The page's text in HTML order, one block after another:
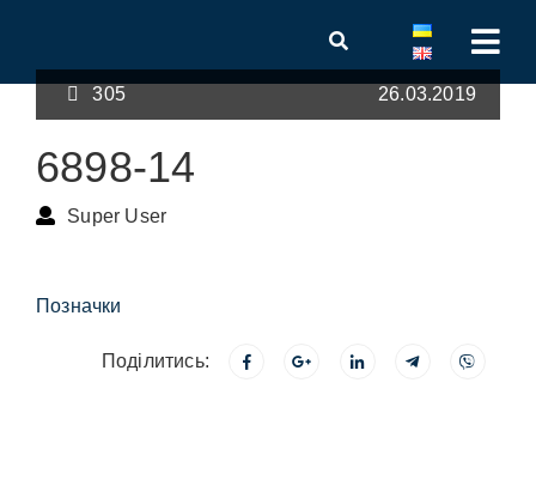
305 26.03.2019
6898-14
Super User
Позначки
Поділитись: